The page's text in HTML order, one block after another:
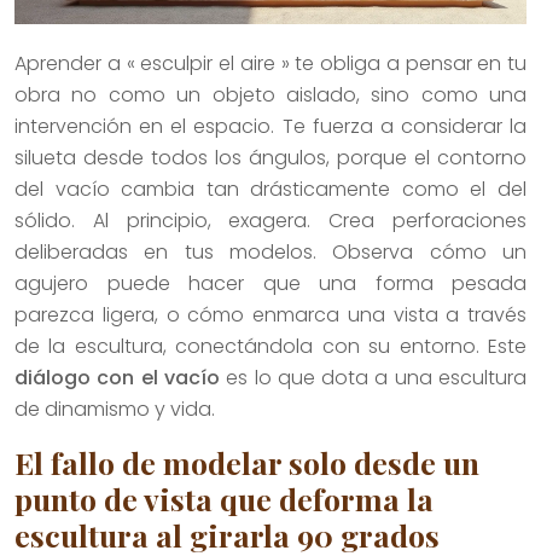
Aprender a « esculpir el aire » te obliga a pensar en tu
obra no como un objeto aislado, sino como una
intervención en el espacio. Te fuerza a considerar la
silueta desde todos los ángulos, porque el contorno
del vacío cambia tan drásticamente como el del
sólido. Al principio, exagera. Crea perforaciones
deliberadas en tus modelos. Observa cómo un
agujero puede hacer que una forma pesada
parezca ligera, o cómo enmarca una vista a través
de la escultura, conectándola con su entorno. Este
diálogo con el vacío es lo que dota a una escultura
de dinamismo y vida.
El fallo de modelar solo desde un
punto de vista que deforma la
escultura al girarla 90 grados